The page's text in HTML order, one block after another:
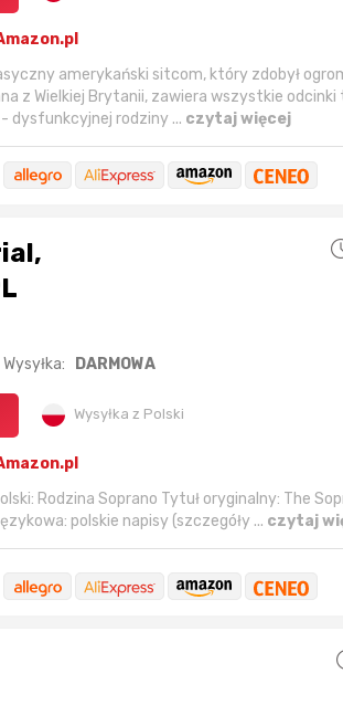
amerykański sitcom, który zdobył
z Wielkiej Brytanii, zawiera wszystkie
dysfunkcyjnej rodziny ... czytaj więcej
Wysyłka: DARMOWA
Wysyłka z Polski
Rodzina Soprano Tytuł oryginalny: The
polskie napisy (szczegóły ... czytaj